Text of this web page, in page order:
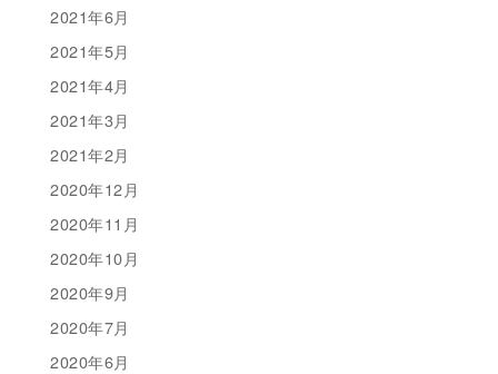
2021年6月
2021年5月
2021年4月
2021年3月
2021年2月
2020年12月
2020年11月
2020年10月
2020年9月
2020年7月
2020年6月